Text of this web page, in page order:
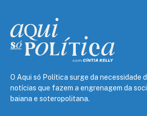
O Aqui só Política surge da necessidade
notícias que fazem a engrenagem da
baiana e soteropolitana.